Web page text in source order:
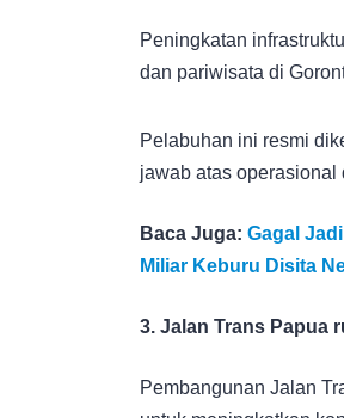
Peningkatan
dan pariwisata di
Pelabuhan ini resmi
jawab atas
Baca Juga: Gagal
Miliar Keburu Disita
3. Jalan Trans Papua
Pembangunan Jalan